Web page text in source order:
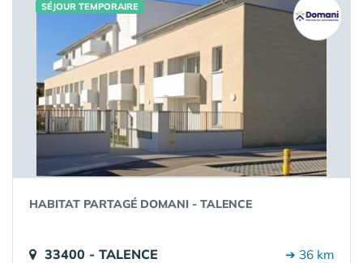
SÉJOUR TEMPORAIRE
HABITAT PARTAGÉ DOMANI - TALENCE
33400 - TALENCE ➔ 36 km